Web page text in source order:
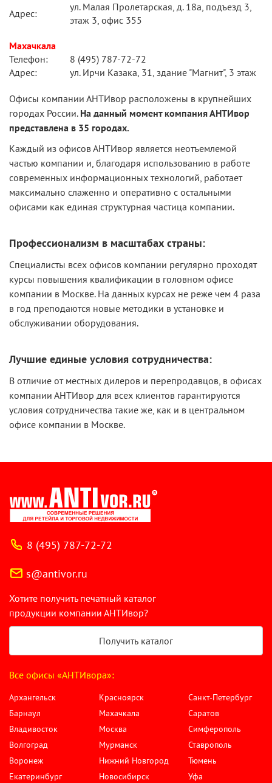
Адрес:
ул. Малая Пролетарская, д. 18а, подъезд 3,
этаж 3, офис 355
Махачкала
Телефон:
8 (495) 787-72-72
Адрес:
ул. Ирчи Казака, 31, здание "Магнит", 3 этаж
Офисы компании АНТИвор расположены в крупнейших
городах России. На данный момент компания АНТИвор
представлена в 35 городах.
Каждый из офисов АНТИвор является неотъемлемой
частью компании и, благодаря использованию в работе
современных информационных технологий, работает
максимально слаженно и оперативно с остальными
офисами как единая структурная частица компании.
Профессионализм в масштабах страны:
Специалисты всех офисов компании регулярно проходят
курсы повышения квалификации в головном офисе
компании в Москве. На данных курсах не реже чем 4 раза
в год преподаются новые методики в установке и
обслуживании оборудования.
Лучшие единые условия сотрудничества:
В отличие от местных дилеров и перепродавцов, в офисах
компании АНТИвор для всех клиентов гарантируются
условия сотрудничества такие же, как и в центральном
офисе компании в Москве.
8 (495) 787-72-72
s@antivor.ru
Хотите получить печатный каталог
продукции компании АНТИвор?
Получить каталог
Все офисы «АНТИвора»:
Архангельск
Барнаул
Владивосток
Волгоград
Воронеж
Екатеринбург
Красноярск
Махачкала
Москва
Мурманск
Нижний Новгород
Новосибирск
Санкт-Петербург
Саратов
Симферополь
Ставрополь
Тюмень
Уфа